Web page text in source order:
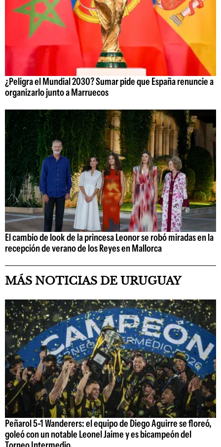
¿Peligra el Mundial 2030? Sumar pide que España renuncie a
organizarlo junto a Marruecos
El cambio de look de la princesa Leonor se robó miradas en la
recepción de verano de los Reyes en Mallorca
MÁS NOTICIAS DE URUGUAY
Peñarol 5-1 Wanderers: el equipo de Diego Aguirre se floreó,
goleó con un notable Leonel Jaime y es bicampeón del